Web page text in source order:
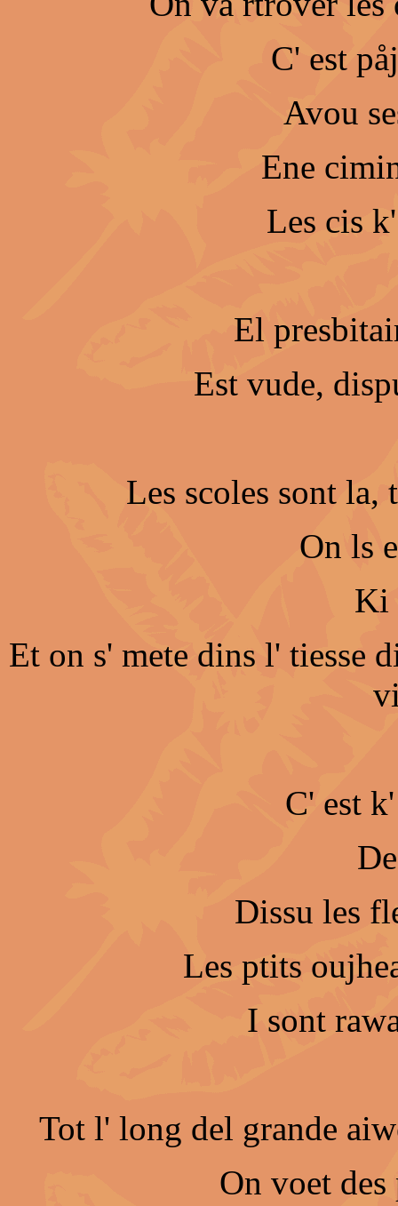
C' est
Avou
Ene
Les cis
El
Est vude,
Les scoles sont la,
On ls
Ki
Et on s' mete dins l' tiesse
C' est
Dissu les
Les ptits
I sont
Tot l' long del grande
On voet des